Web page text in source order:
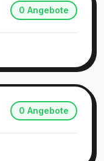
0 Angebote
0 Angebote